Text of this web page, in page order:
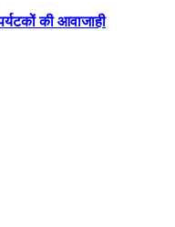
की आवाजाही